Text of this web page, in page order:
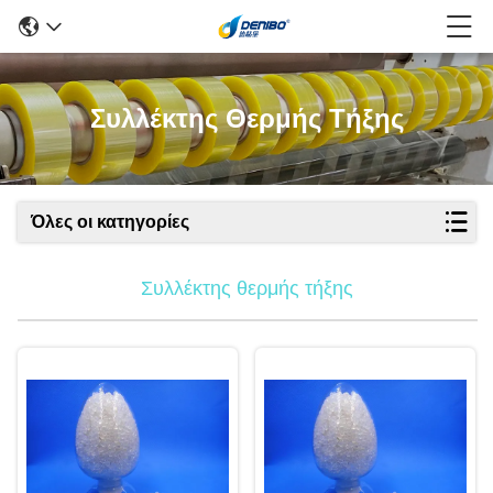
Συλλέκτης Θερμής Τήξης
Όλες οι κατηγορίες
Συλλέκτης θερμής τήξης